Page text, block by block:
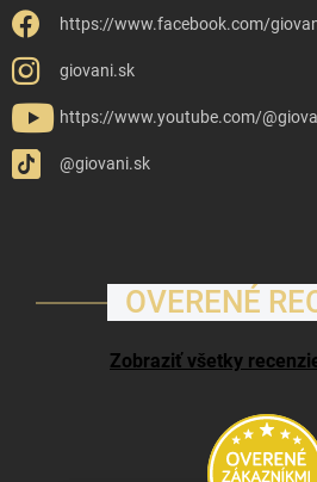
https://www.facebook.com/
giovani.sk
https://www.youtube.com/
@giovani.sk
OVERENÉ
Zobraziť všetky